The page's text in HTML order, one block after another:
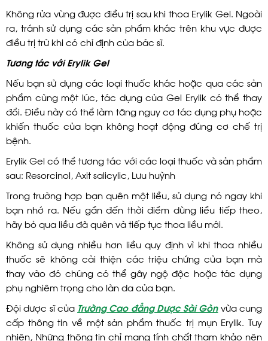
Không rửa vùng được điều trị sau khi thoa Erylik Gel. Ngoài
ra, tránh sử dụng các sản phẩm khác trên khu vực được
điều trị trừ khi có chỉ định của bác sĩ.
Tương tác với Erylik Gel
Nếu bạn sử dụng các loại thuốc khác hoặc qua các sản
phẩm cùng một lúc, tác dụng của Gel Erylik có thể thay
đổi. Điều này có thể làm tăng nguy cơ tác dụng phụ hoặc
khiến thuốc của bạn không hoạt động đúng cơ chế trị
bệnh.
Erylik Gel có thể tương tác với các loại thuốc và sản phẩm
sau: Resorcinol, Axit salicylic, Lưu huỳnh
Trong trường hợp bạn quên một liều, sử dụng nó ngay khi
bạn nhớ ra. Nếu gần đến thời điểm dùng liều tiếp theo,
hãy bỏ qua liều đã quên và tiếp tục thoa liều mới.
Không sử dụng nhiều hơn liều quy định vì khi thoa nhiều
thuốc sẽ không cải thiện các triệu chứng của bạn mà
thay vào đó chúng có thể gây ngộ độc hoặc tác dụng
phụ nghiêm trọng cho làn da của bạn.
Đội dược sĩ của Trường Cao đẳng Dược Sài Gònvừa cung
cấp thông tin về một sản phẩm thuốc trị mụn Erylik. Tuy
nhiên, Những thông tin chỉ mang tính chất tham khảo nên